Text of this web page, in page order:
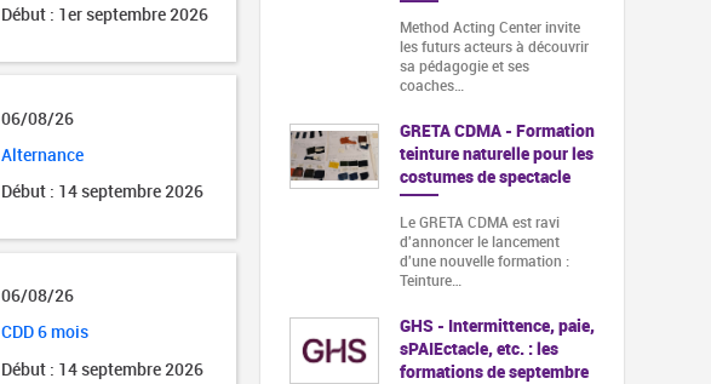
Début : 1er septembre 2026
06/08/26
Alternance
Début : 14 septembre 2026
06/08/26
CDD 6 mois
Début : 14 septembre 2026
Method Acting Center invite
les futurs acteurs à découvrir
sa pédagogie et ses
coaches…
GRETA CDMA - Formation
teinture naturelle pour les
costumes de spectacle
Le GRETA CDMA est ravi
d'annoncer le lancement
d'une nouvelle formation :
Teinture…
GHS - Intermittence, paie,
sPAIEctacle, etc. : les
formations de septembre